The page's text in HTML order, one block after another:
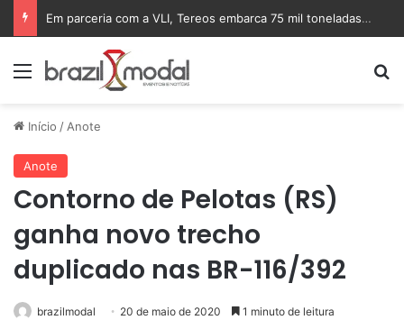
Em parceria com a VLI, Tereos embarca 75 mil toneladas de açúcar VHP para a China
Menu
Início /Anote
Anote
Contorno de Pelotas (RS)
ganha novo trecho
duplicado nas BR-116/392
brazilmodal 20 de maio de 2020 1 minuto de leitura